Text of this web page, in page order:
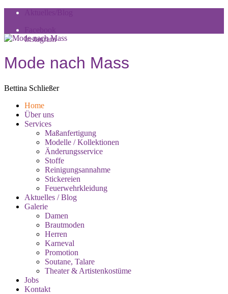
Skip
navigation
Skip
content
Instagram
Mode nach Mass
Bettina Schließer
Toggle
Primary
menu
Home
Über uns
Services
Maßanfertigung
Modelle / Kollektionen
Änderungsservice
Stoffe
Reinigungsannahme
Stickereien
Feuerwehrkleidung
Aktuelles / Blog
Galerie
Damen
Brautmoden
Herren
Karneval
Promotion
Soutane, Talare
Theater & Artistenkostüme
Jobs
Kontakt